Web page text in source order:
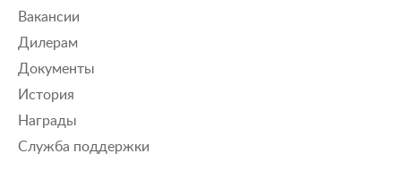
Вакансии
Дилерам
Документы
История
Награды
Служба поддержки